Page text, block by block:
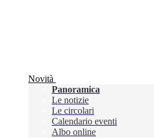
Novità
Panoramica
Le notizie
Le circolari
Calendario eventi
Albo online